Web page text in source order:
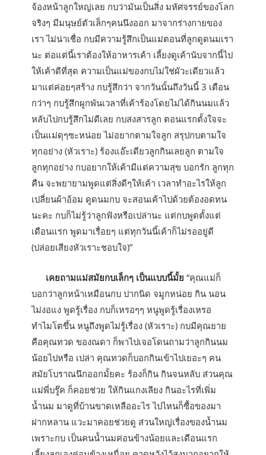
จ้องหน้าลูกใหญ่เลย กบว่ามันเป็นสิ่ง มหัศจรรย์ของโลก
จริงๆ มีมนุษย์ตัวเล็กๆคนนึงออก มาจากร่างกายของ
เรา ไม่น่าเชื่อ กบมีความรู้สึกเป็นแม่ตอนที่ลูกดูดนมเรา
นะ ต่อแต่นี้เราต้องให้อาหารเค้า เลี้ยงดูเค้านับจากนี้ไป
ให้เค้าดีที่สุด ความเป็นแม่ของกบไม่ใช่ผัวะเดียวแล้ว
มาแต่ค่อยๆสร้าง กบรู้สึกว่า จากวันนั้นถึงวันนี้ 3 เดือน
กว่าๆ กบรู้สึกผูกพันเวลาที่เค้าร้องโดยไม่ได้กินนมแล้ว
หลับไปกบรู้สึกไม่ดีเลย กบสงสารลูก ตอนแรกตั้งใจจะ
เป็นแม่ดุๆซะหน่อย ไม่อยากตามใจลูก สรุปกบตามใจ
ทุกอย่าง (หัวเราะ) ร้องแอ๊ะเดียวลูกกินเลยลูก ตามใจ
ลูกทุกอย่าง กบอยากให้เค้ามีแต่ความสุข บอกรัก ลูกทุก
คืน จะพยายามพูดแต่สิ่งดีๆให้เค้า เวลาทำอะไรให้ลูก
เปลี่ยนผ้าอ้อม ดูดนมกบ จะสอนเค้าไปด้วยต้องอดทน
นะคะ กบก็ไม่รู้ว่าลูกฟังหรือเปล่านะ แต่กบพูดตั้งแต่
เดือนแรก พูดมาเรื่อยๆ แต่ทุกวันนี้เค้าก็ไม่รออยู่ดี
(ปล่อยเสียงหัวเราะชอบใจ)”
เคยถามแม่สมัยกบเล็กๆ เป็นแบบนี้มั้ย“คุณแม่ก็
บอกว่าลูกหน้าเหมือนกบ ปากนิด จมูกหน่อย กิน นอน
ไม่งอแง พูดรู้เรื่อง กบก็เหรอๆๆ หนูพูดรู้เรื่องเหรอ
ทำไมโตขึ้น หนูถึงพูดไม่รู้เรื่อง (หัวเราะ) กบมีคุณยาย
คือคุณทวด ของณดา ก็พาไปเจอโดนถามว่าลูกกินนม
น้อยไปหรือ เปล่า คุณทวดก็บอกกินเข้าไปเยอะๆ คน
สมัยโบราณนึกออกมั้ยคะ ร้องก็กิน กินจนหลับ ส่วนคุณ
แม่พี่บรู๊ค ก็คอยช่วย ให้กินแกงเลียง กินอะไรที่เพิ่ม
น้ำนม มาดูที่บ้านขาดเหลืออะไร ไปไหนก็ซื้อของมา
ฝากหลาน แวะมาคอยช่วยดู ส่วนใหญ่เรื่องของน้ำนม
เพราะกบ เป็นคนน้ำนมค่อนข้างน้อยและเดือนแรก